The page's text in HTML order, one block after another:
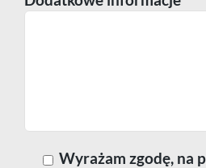
Wyrażam zgodę, na